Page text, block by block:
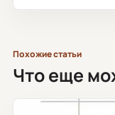
Похожие статьи
Что еще